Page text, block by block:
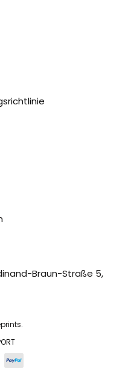
Braun-Straße 5,